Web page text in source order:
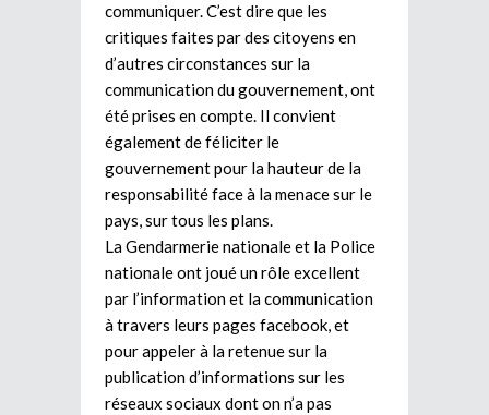
communiquer. C’est dire que les
critiques faites par des citoyens en
d’autres circonstances sur la
communication du gouvernement, ont
été prises en compte. Il convient
également de féliciter le
gouvernement pour la hauteur de la
responsabilité face à la menace sur le
pays, sur tous les plans.
La Gendarmerie nationale et la Police
nationale ont joué un rôle excellent
par l’information et la communication
à travers leurs pages facebook, et
pour appeler à la retenue sur la
publication d’informations sur les
réseaux sociaux dont on n’a pas